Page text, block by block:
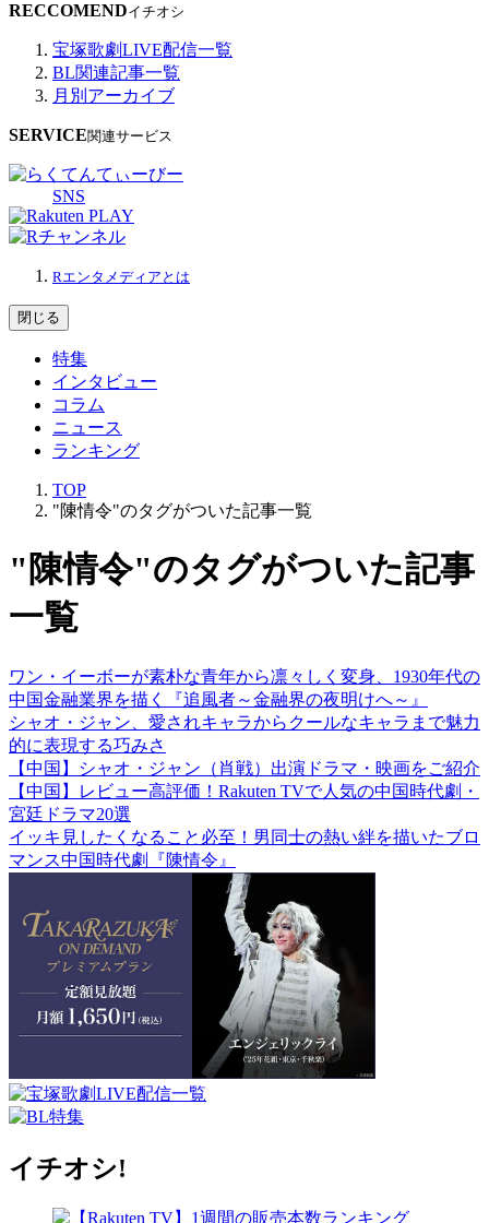
RECCOMENDイチオシ
宝塚歌劇LIVE配信一覧
BL関連記事一覧
月別アーカイブ
SERVICE関連サービス
SNS
Rエンタメディアとは
閉じる
特集
インタビュー
コラム
ニュース
ランキング
TOP
"陳情令"のタグがついた記事一覧
"陳情令"のタグがついた記事
一覧
ワン・イーボーが素朴な青年から凛々しく変身、1930年代の
中国金融業界を描く『追風者～金融界の夜明けへ～』
シャオ・ジャン、愛されキャラからクールなキャラまで魅力
的に表現する巧みさ
【中国】シャオ・ジャン（肖戦）出演ドラマ・映画をご紹介
【中国】レビュー高評価！Rakuten TVで人気の中国時代劇・
宮廷ドラマ20選
イッキ見したくなること必至！男同士の熱い絆を描いたブロ
マンス中国時代劇『陳情令』
イチオシ!